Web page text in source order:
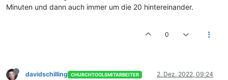
Minuten und dann auch immer um die 20 hintereinander.
0
davidschilling CHURCHTOOLSMITARBEITER 2. Dez. 2022, 09:24